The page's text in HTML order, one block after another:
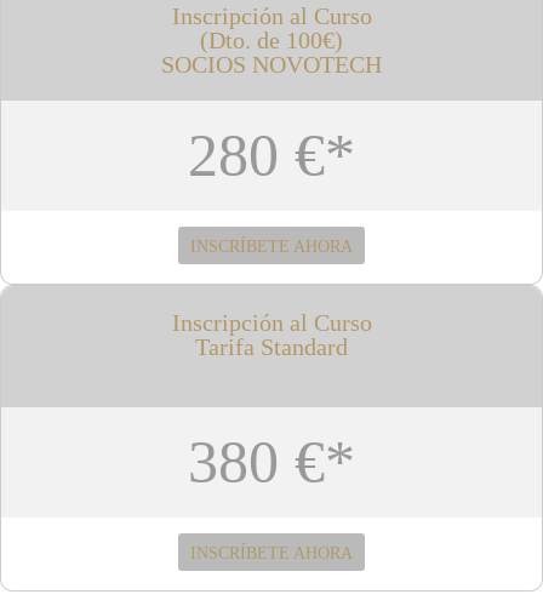
Inscripción al Curso
(Dto. de 100€)
SOCIOS NOVOTECH
280 €*
INSCRÍBETE AHORA
Inscripción al Curso
Tarifa Standard
380 €*
INSCRÍBETE AHORA